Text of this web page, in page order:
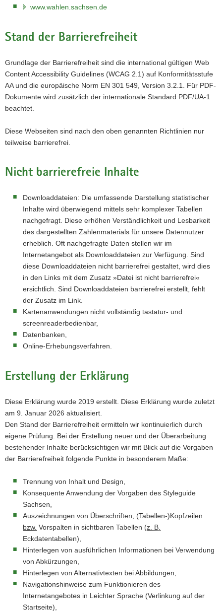
a
o
www.wahlen.sachsen.de
Stand der Barrierefreiheit
Grundlage der Barrierefreiheit sind die international gültigen Web
Content Accessibility Guidelines (WCAG 2.1) auf Konformitätsstufe
AA und die europäische Norm EN 301 549, Version 3.2.1. Für PDF-
Dokumente wird zusätzlich der internationale Standard PDF/UA-1
beachtet.
Diese Webseiten sind nach den oben genannten Richtlinien nur
teilweise barrierefrei.
Nicht barrierefreie Inhalte
Downloaddateien: Die umfassende Darstellung statistischer
Inhalte wird überwiegend mittels sehr komplexer Tabellen
nachgefragt. Diese erhöhen Verständlichkeit und Lesbarkeit
des dargestellten Zahlenmaterials für unsere Datennutzer
erheblich. Oft nachgefragte Daten stellen wir im
Internetangebot als Downloaddateien zur Verfügung. Sind
diese Downloaddateien nicht barrierefrei gestaltet, wird dies
in den Links mit dem Zusatz »Datei ist nicht barrierefrei«
ersichtlich. Sind Downloaddateien barrierefrei erstellt, fehlt
der Zusatz im Link.
Kartenanwendungen nicht vollständig tastatur- und
screenreaderbedienbar,
Datenbanken,
Online-Erhebungsverfahren.
Erstellung der Erklärung
Diese Erklärung wurde 2019 erstellt. Diese Erklärung wurde zuletzt
am 9. Januar 2026 aktualisiert.
Den Stand der Barrierefreiheit ermitteln wir kontinuierlich durch
eigene Prüfung. Bei der Erstellung neuer und der Überarbeitung
bestehender Inhalte berücksichtigen wir mit Blick auf die Vorgaben
der Barrierefreiheit folgende Punkte in besonderem Maße:
Trennung von Inhalt und Design,
Konsequente Anwendung der Vorgaben des Styleguide
Sachsen,
Auszeichnungen von Überschriften, (Tabellen-)Kopfzeilen
bzw. Vorspalten in sichtbaren Tabellen (z. B.
Eckdatentabellen),
Hinterlegen von ausführlichen Informationen bei Verwendung
von Abkürzungen,
Hinterlegen von Alternativtexten bei Abbildungen,
Navigationshinweise zum Funktionieren des
Internetangebotes in Leichter Sprache (Verlinkung auf der
Startseite),